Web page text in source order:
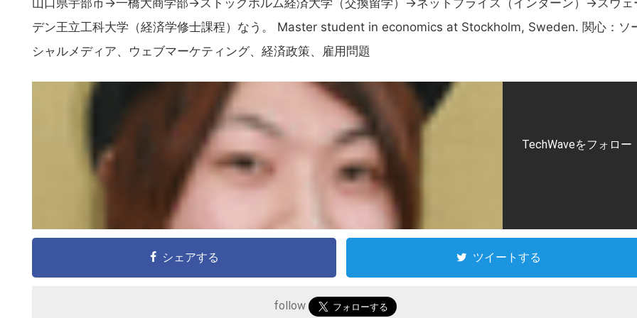
山口県宇部市→一橋大商学部→ストックホルム経済大学（交換留学）→ネットプライス（インターン）→スウェ
デン王立工科大学（経済学修士課程）なう。 Master student in economics at Stockholm, Sweden. 関心：ソ
シャルメディア、ウェブマーケティング、経済政策、雇用問題
TechWaveをフォロー
シェアする ツイートする
follow